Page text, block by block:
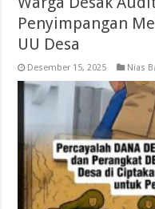
Penyimpangan
UU Desa
Desember 15, 2025 Nias